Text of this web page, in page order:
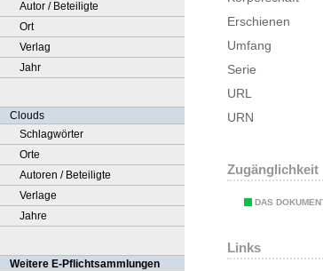
Autor / Beteiligte
Ort
Verlag
Jahr
Clouds
Schlagwörter
Orte
Autoren / Beteiligte
Verlage
Jahre
Weitere E-Pflichtsammlungen
Erschienen
Umfang
Serie
URL
URN
Zugänglichkeit
DAS
Links